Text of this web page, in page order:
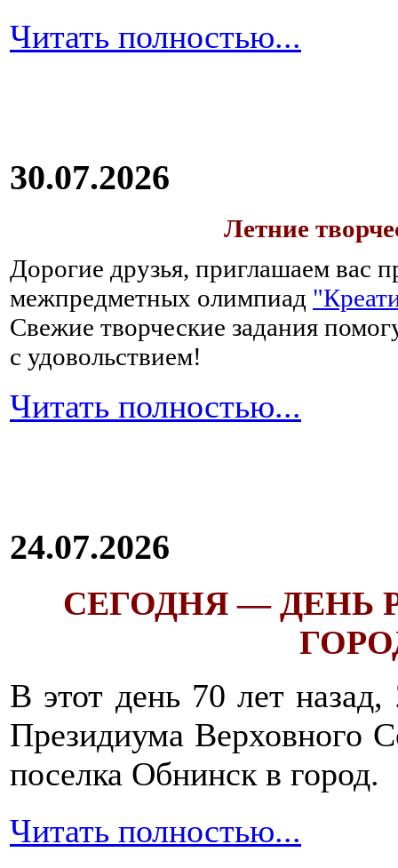
Читать полностью...
30.07.2026
Летние
Дорогие друзья, приглашаем вас
межпредметных олимпиад
Свежие творческие задания
с удовольствием!
Читать полностью...
24.07.2026
СЕГОДНЯ — ДЕНЬ
В этот день 70 лет
Президиума Верховного
поселка Обнинск в город.
Читать полностью...